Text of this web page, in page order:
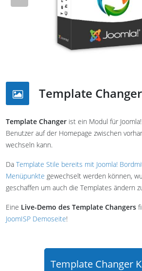
Previous
Template Changer
Template Changer ist ein Modul für
Benutzer auf der Homepage zwischen
wechseln kann.
Da Template Stile bereits mit Joomla!
Menüpunkte gewechselt werden können,
geschaffen um auch die Templates ändern
Eine Live-Demo des Template Changers
JoomISP Demoseite!
Template Changer